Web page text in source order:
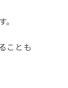
ことも